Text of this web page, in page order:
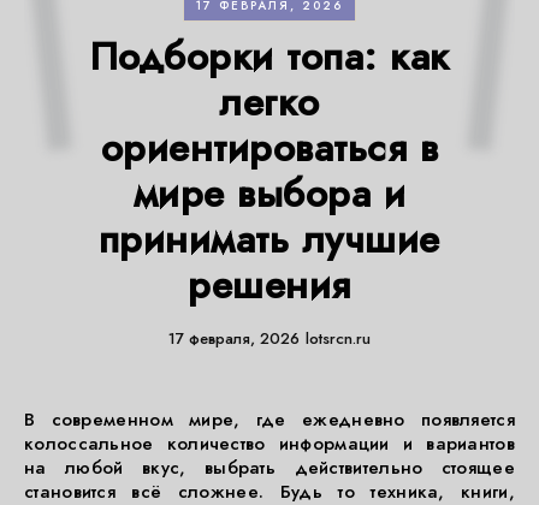
17 ФЕВРАЛЯ, 2026
Подборки топа: как
легко
ориентироваться в
мире выбора и
принимать лучшие
решения
17 февраля, 2026 lotsrcn.ru
В современном мире, где ежедневно появляется
колоссальное количество информации и вариантов
на любой вкус, выбрать действительно стоящее
становится всё сложнее. Будь то техника, книги,